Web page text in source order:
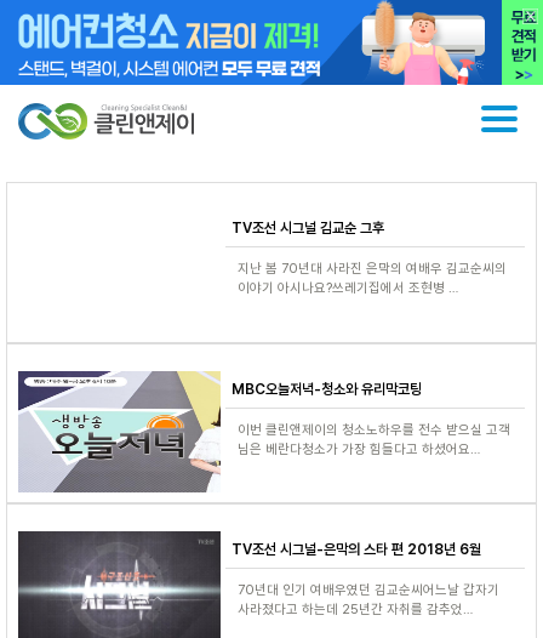
TV조선 시그널 김교순 그후
지난 봄 70년대 사라진 은막의 여배우 김교순씨의
이야기 아시나요?쓰레기집에서 조현병 …
MBC오늘저녁-청소와 유리막코팅
이번 클린앤제이의 청소노하우를 전수 받으실 고객
님은 베란다청소가 가장 힘들다고 하셨어요…
TV조선 시그널-은막의 스타 편 2018년 6월
70년대 인기 여배우였던 김교순씨어느날 갑자기
사라졌다고 하는데 25년간 자취를 감추었…